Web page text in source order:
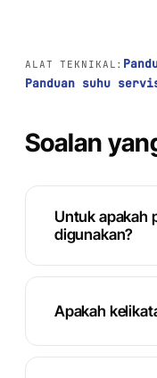
ALAT TEKNIKAL:
Panduan suhu
Soalan
Untuk apakah
digunakan?
Apakah